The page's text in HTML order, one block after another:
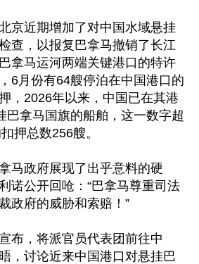
京近期增加了对中国水域悬挂
查，以报复巴拿马撤销了长江
拿马运河两端关键港口的特许
6月份有64艘停泊在中国港口的
，2026年以来，中国已在其港
巴拿马国旗的船舶，这一数字超
押总数256艘。
马政府展现了出乎意料的硬
诺公开回呛：“巴拿马尊重司法
政府的威胁和索赔！”
布，将派官员代表团前往中
，讨论近来中国港口对悬挂巴